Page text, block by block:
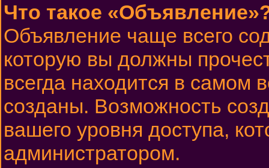
Что такое
Объявление чаще всего
которую вы должны
всегда находится в самом
созданы. Возможность
вашего уровня доступа,
администратором.